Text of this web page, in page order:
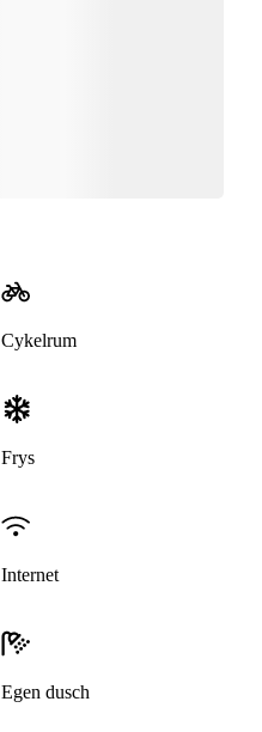
Cykelrum
Frys
Internet
Egen dusch